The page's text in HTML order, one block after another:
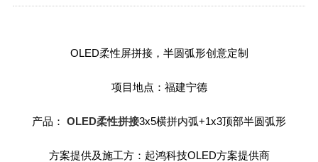
OLED柔性屏拼接，半圆弧形创意定制
项目地点：福建宁德
产品： OLED柔性拼接3x5横拼内弧+1x3顶部半圆弧形
方案提供及施工方：起鸿科技OLED方案提供商